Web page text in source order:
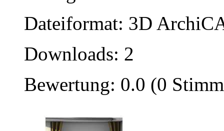
Dateiformat: 3D
Downloads: 2
Bewertung: 0.0 (0